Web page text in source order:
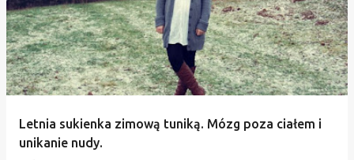
Letnia sukienka zimową tuniką. Mózg poza ciałem i
unikanie nudy.